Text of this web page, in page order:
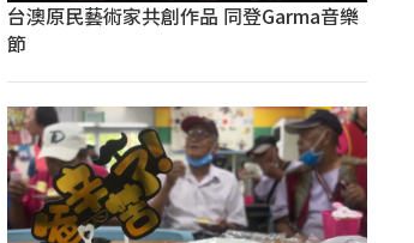
台澳原民藝術家共創作品 同登Garma音樂
節